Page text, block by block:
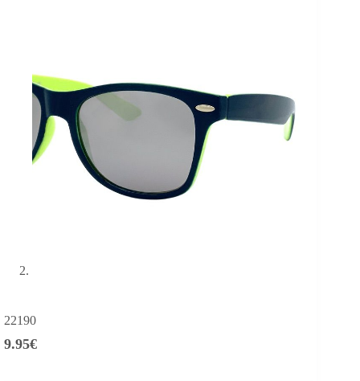
22190
9.95€